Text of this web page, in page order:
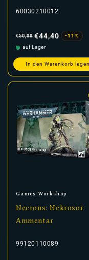
60030210012
Preis
€50,00 €44,40
-11%
auf Lager
In den Warenkorb legen
Anbieter:
Games Workshop
Necrons: Nekrosor
Ammentar
99120110089